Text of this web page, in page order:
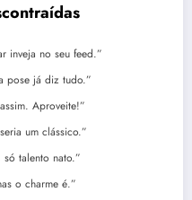
inveja no seu feed.”
pose já diz tudo.”
Aproveite!”
um clássico.”
talento nato.”
o charme é.”